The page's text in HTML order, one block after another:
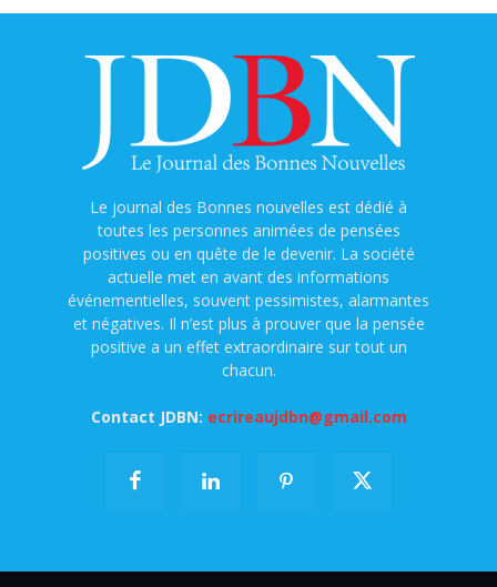
Le journal des Bonnes nouvelles est dédié à
toutes les personnes animées de pensées
positives ou en quête de le devenir. La société
actuelle met en avant des informations
événementielles, souvent pessimistes, alarmantes
et négatives. Il n’est plus à prouver que la pensée
positive a un effet extraordinaire sur tout un
chacun.
Contact JDBN: ecrireaujdbn@gmail.com